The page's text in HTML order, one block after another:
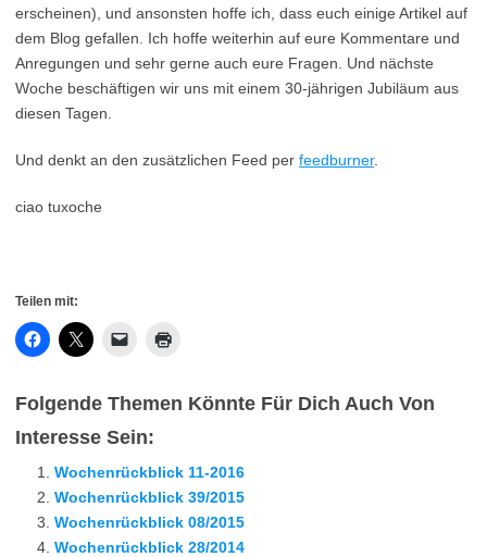
erscheinen), und ansonsten hoffe ich, dass euch einige Artikel auf
dem Blog gefallen. Ich hoffe weiterhin auf eure Kommentare und
Anregungen und sehr gerne auch eure Fragen. Und nächste
Woche beschäftigen wir uns mit einem 30-jährigen Jubiläum aus
diesen Tagen.
Und denkt an den zusätzlichen Feed per feedburner.
ciao tuxoche
Teilen mit:
Folgende Themen Könnte Für Dich Auch Von
Interesse Sein:
Wochenrückblick 11-2016
Wochenrückblick 39/2015
Wochenrückblick 08/2015
Wochenrückblick 28/2014